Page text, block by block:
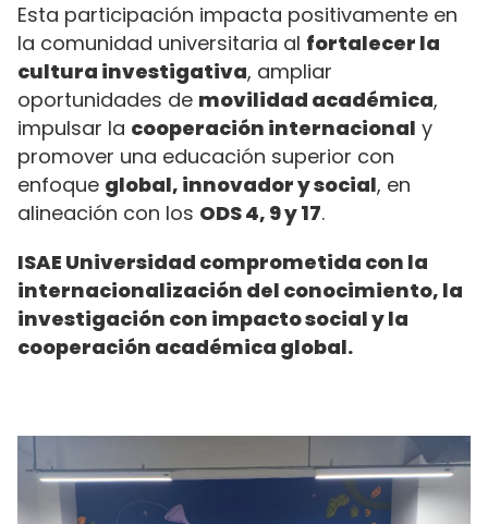
Esta participación impacta positivamente en
la comunidad universitaria al fortalecer la
cultura investigativa, ampliar
oportunidades de movilidad académica,
impulsar la cooperación internacional y
promover una educación superior con
enfoque global, innovador y social, en
alineación con los ODS 4, 9 y 17.
ISAE Universidad comprometida con la
internacionalización del conocimiento, la
investigación con impacto social y la
cooperación académica global.